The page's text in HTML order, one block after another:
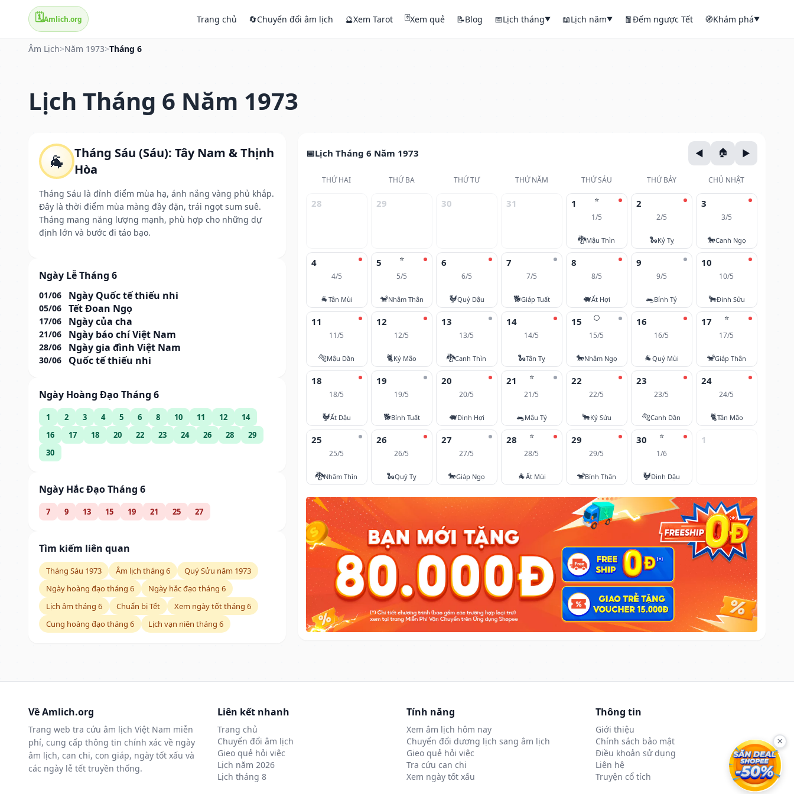
🗓️Amlich.org Trang chủ 🔄Chuyển đổi âm lịch 🔮Xem Tarot 🃏Xem quẻ 📝Blog 📅Lịch tháng▼ 📖Lịch năm▼ 🧧Đếm ngược Tết 🧭Khám phá▼
Âm Lịch>Năm 1973>Tháng 6
Lịch Tháng 6 Năm 1973
🐐
Tháng Sáu (Sáu): Tây Nam & Thịnh
Hòa
Tháng Sáu là đỉnh điểm mùa hạ, ánh nắng vàng phủ khắp.
Đây là thời điểm mùa màng đầy đặn, trái ngọt sum suê.
Tháng mang năng lượng mạnh, phù hợp cho những dự
định lớn và bước đi táo bạo.
Ngày Lễ Tháng 6
01/06 Ngày Quốc tế thiếu nhi
05/06 Tết Đoan Ngọ
17/06 Ngày của cha
21/06 Ngày báo chí Việt Nam
28/06 Ngày gia đình Việt Nam
30/06 Quốc tế thiếu nhi
Ngày Hoàng Đạo Tháng 6
1 2 3 4 5 6 8 10 11 12
14
16
17 18 20 22 23 24 26 28
29
30
Ngày Hắc Đạo Tháng 6
7 9 13 15 19 21 25 27
Tìm kiếm liên quan
Tháng Sáu 1973 Âm lịch tháng 6
Quý Sửu năm 1973
Ngày hoàng đạo tháng 6
Ngày hắc đạo tháng 6
Lịch âm tháng 6
Chuẩn bị Tết
Xem ngày tốt tháng 6
Cung hoàng đạo tháng 6
Lịch vạn niên tháng 6
Lịch Tháng 6 Năm 1973
THỨ HAI THỨ BA THỨ TƯ THỨ NĂM THỨ SÁU THỨ BẢY CHỦ NHẬT
28 29 30 31 ⭐
1
1/5
🐉Mậu Thìn
2
2/5
🐍Kỷ Tỵ
3
3/5
🐎Canh Ngọ
4
4/5
🐐Tân Mùi
⭐
5
5/5
🐒Nhâm Thân
6
6/5
🐓Quý Dậu
7
7/5
🐕Giáp Tuất
8
8/5
🐖Ất Hợi
9
9/5
🐀Bính Tý
10
10/5
🐂Đinh Sửu
11
11/5
🐅Mậu Dần
12
12/5
🐈Kỷ Mão
13
13/5
🐉Canh Thìn
14
14/5
🐍Tân Tỵ
🌕
15
15/5
🐎Nhâm Ngọ
16
16/5
🐐Quý Mùi
⭐
17
17/5
🐒Giáp Thân
18
18/5
🐓Ất Dậu
19
19/5
🐕Bính Tuất
20
20/5
🐖Đinh Hợi
⭐
21
21/5
🐀Mậu Tý
22
22/5
🐂Kỷ Sửu
23
23/5
🐅Canh Dần
24
24/5
🐈Tân Mão
25
25/5
🐉Nhâm Thìn
26
26/5
🐍Quý Tỵ
27
27/5
🐎Giáp Ngọ
⭐
28
28/5
🐐Ất Mùi
29
29/5
🐒Bính Thân
⭐
30
1/6
🐓Đinh Dậu
1
Về Amlich.org
Trang web tra cứu âm lịch Việt Nam miễn
phí, cung cấp thông tin chính xác về ngày
âm lịch, can chi, con giáp, ngày tốt xấu và
các ngày lễ tết truyền thống.
Liên kết nhanh
Trang chủ
Chuyển đổi âm lịch
Gieo quẻ hỏi việc
Lịch năm 2026
Lịch tháng 8
Tính năng
Xem âm lịch hôm nay
Chuyển đổi dương lịch sang âm lịch
Gieo quẻ hỏi việc
Tra cứu can chi
Xem ngày tốt xấu
Thông tin
Giới thiệu
Chính sách bảo mật
Điều khoản sử dụng
Liên hệ
Truyện cổ tích
×